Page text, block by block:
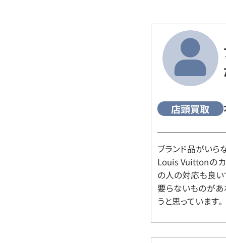
店頭買取
ブランド品がいら
Louis Vuittonの
の人の対応も良い
要らないものがあ
うと思っています。